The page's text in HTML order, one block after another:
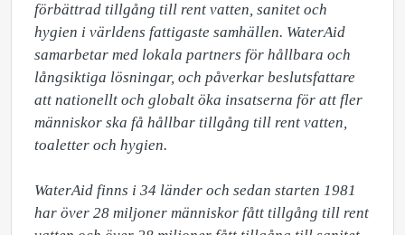
förbättrad tillgång till rent vatten, sanitet och
hygien i världens fattigaste samhällen. WaterAid
samarbetar med lokala partners för hållbara och
långsiktiga lösningar, och påverkar beslutsfattare
att nationellt och globalt öka insatserna för att fler
människor ska få hållbar tillgång till rent vatten,
toaletter och hygien.
WaterAid finns i 34 länder och sedan starten 1981
har över 28 miljoner människor fått tillgång till rent